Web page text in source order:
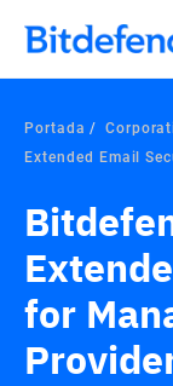
Portada
Extended Email
for